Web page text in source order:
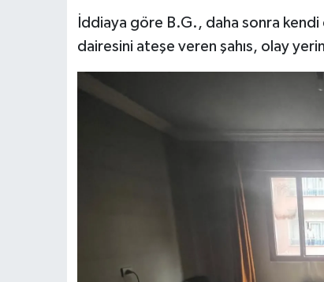
İddiaya göre B.G., daha sonra kendi
dairesini ateşe veren şahıs, olay